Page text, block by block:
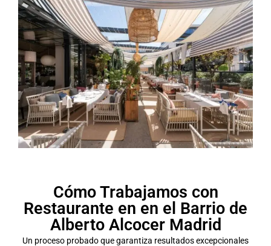
Cómo Trabajamos con
Restaurante en en el Barrio de
Alberto Alcocer Madrid
Un proceso probado que garantiza resultados excepcionales